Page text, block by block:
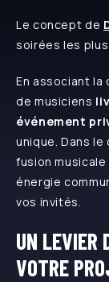
Le concept de
soirées les
En associant
de musiciens
événement
unique. Dans
fusion
énergie
vos invités.
UN LEVIER
VOTRE